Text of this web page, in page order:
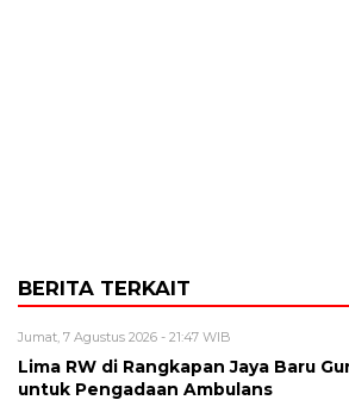
BERITA TERKAIT
Jumat, 7 Agustus 2026 - 21:47 WIB
Lima RW di Rangkapan Jaya Baru
untuk Pengadaan Ambulans